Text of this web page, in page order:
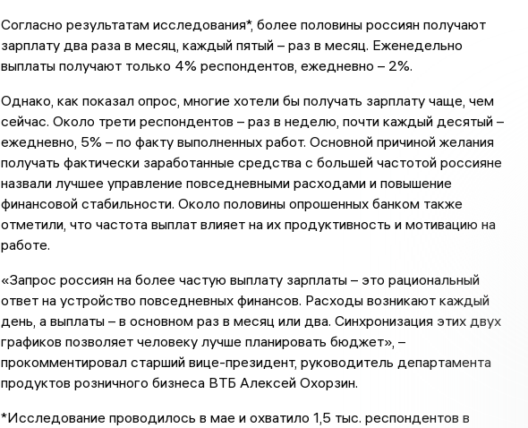
Согласно результатам исследования*, более половины россиян получают
зарплату два раза в месяц, каждый пятый – раз в месяц. Еженедельно
выплаты получают только 4% респондентов, ежедневно – 2%.
Однако, как показал опрос, многие хотели бы получать зарплату чаще, чем
сейчас. Около трети респондентов – раз в неделю, почти каждый десятый –
ежедневно, 5% – по факту выполненных работ. Основной причиной желания
получать фактически заработанные средства с большей частотой россияне
назвали лучшее управление повседневными расходами и повышение
финансовой стабильности. Около половины опрошенных банком также
отметили, что частота выплат влияет на их продуктивность и мотивацию на
работе.
«Запрос россиян на более частую выплату зарплаты – это рациональный
ответ на устройство повседневных финансов. Расходы возникают каждый
день, а выплаты – в основном раз в месяц или два. Синхронизация этих двух
графиков позволяет человеку лучше планировать бюджет», –
прокомментировал старший вице-президент, руководитель департамента
продуктов розничного бизнеса ВТБ Алексей Охорзин.
*Исследование проводилось в мае и охватило 1,5 тыс. респондентов в